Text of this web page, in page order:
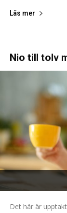
Läs mer
Nio till tolv
Det här är